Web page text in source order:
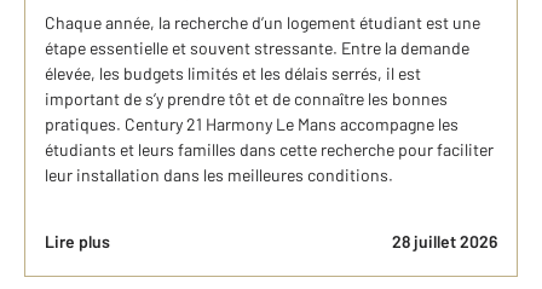
Chaque année, la recherche d’un logement étudiant est une
étape essentielle et souvent stressante. Entre la demande
élevée, les budgets limités et les délais serrés, il est
important de s’y prendre tôt et de connaître les bonnes
pratiques. Century 21 Harmony Le Mans accompagne les
étudiants et leurs familles dans cette recherche pour faciliter
leur installation dans les meilleures conditions.
Lire plus 28 juillet 2026